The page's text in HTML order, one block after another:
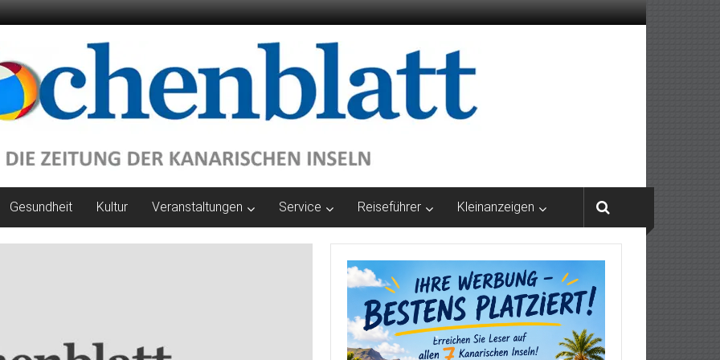
Gesundheit Kultur Veranstaltungen Service Reiseführer Kleinanzeigen